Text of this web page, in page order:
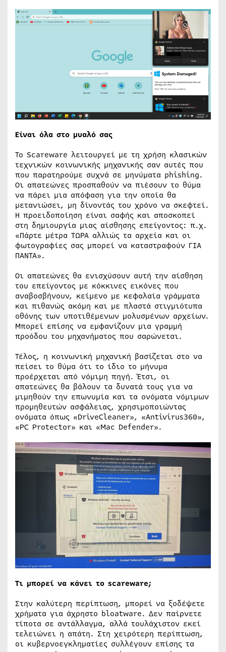
Είναι όλα στο μυαλό σας
Το Scareware λειτουργεί με τη χρήση κλασικών
τεχνικών κοινωνικής μηχανικής σαν αυτές που
που παρατηρούμε συχνά σε μηνύματα phishing.
Οι απατεώνες προσπαθούν να πιέσουν το θύμα
να πάρει μια απόφαση για την οποία θα
μετανιώσει, μη δίνοντάς του χρόνο να σκεφτεί.
Η προειδοποίηση είναι σαφής και αποσκοπεί
στη δημιουργία μιας αίσθησης επείγοντος: π.χ.
«Πάρτε μέτρα ΤΩΡΑ αλλιώς τα αρχεία και οι
φωτογραφίες σας μπορεί να καταστραφούν ΓΙΑ
ΠΑΝΤΑ».
Οι απατεώνες θα ενισχύσουν αυτή την αίσθηση
του επείγοντος με κόκκινες εικόνες που
αναβοσβήνουν, κείμενο με κεφαλαία γράμματα
και πιθανώς ακόμη και με πλαστά στιγμιότυπα
οθόνης των υποτιθέμενων μολυσμένων αρχείων.
Μπορεί επίσης να εμφανίζουν μια γραμμή
προόδου του μηχανήματος που σαρώνεται.
Τέλος, η κοινωνική μηχανική βασίζεται στο να
πείσει το θύμα ότι το ίδιο το μήνυμα
προέρχεται από νόμιμη πηγή. Έτσι, οι
απατεώνες θα βάλουν τα δυνατά τους για να
μιμηθούν την επωνυμία και τα ονόματα νόμιμων
προμηθευτών ασφάλειας, χρησιμοποιώντας
ονόματα όπως «DriveCleaner», «Antivirus360»,
«PC Protector» και «Mac Defender».
Τι μπορεί να κάνει το scareware;
Στην καλύτερη περίπτωση, μπορεί να ξοδέψετε
χρήματα για άχρηστο bloatware. Δεν παίρνετε
τίποτα σε αντάλλαγμα, αλλά τουλάχιστον εκεί
τελειώνει η απάτη. Στη χειρότερη περίπτωση,
οι κυβερνοεγκληματίες συλλέγουν επίσης τα